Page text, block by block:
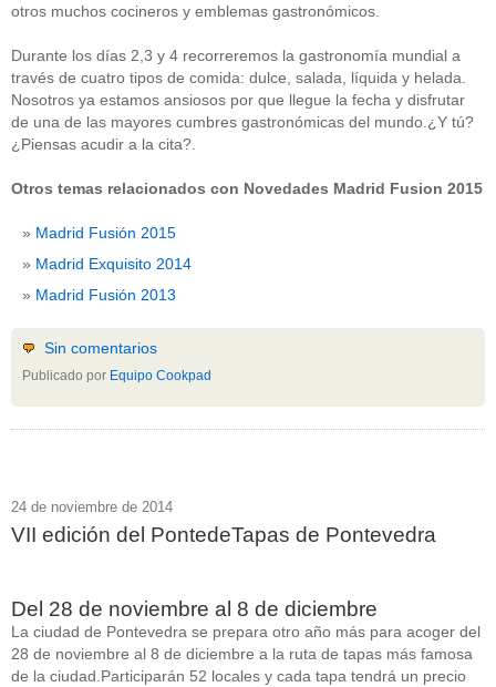
otros muchos cocineros y emblemas gastronómicos.
Durante los días 2,3 y 4 recorreremos la gastronomía mundial a
través de cuatro tipos de comida: dulce, salada, líquida y helada.
Nosotros ya estamos ansiosos por que llegue la fecha y disfrutar
de una de las mayores cumbres gastronómicas del mundo.¿Y tú?
¿Piensas acudir a la cita?.
Otros temas relacionados con Novedades Madrid Fusion 2015
Madrid Fusión 2015
Madrid Exquisito 2014
Madrid Fusión 2013
Sin comentarios
Publicado por Equipo Cookpad
24 de noviembre de 2014
VII edición del PontedeTapas de Pontevedra
Del 28 de noviembre al 8 de diciembre
La ciudad de Pontevedra se prepara otro año más para acoger del
28 de noviembre al 8 de diciembre a la ruta de tapas más famosa
de la ciudad.Participarán 52 locales y cada tapa tendrá un precio